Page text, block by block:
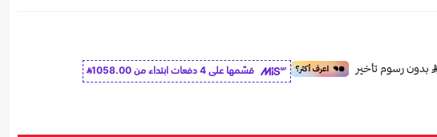
قسّمها على 4 دفعات ابتداء من
1058.00